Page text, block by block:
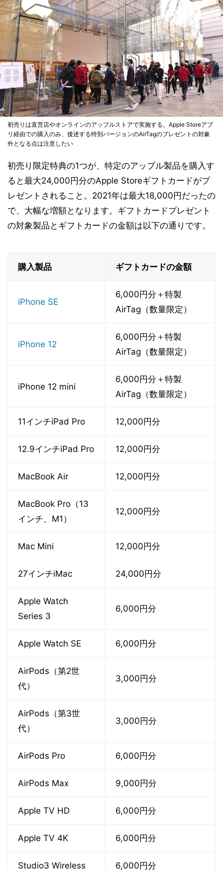
初売りは直営店やオンラインのアップルストアで実施する。Apple Storeアプ
リ経由での購入のみ、後述する特別バージョンのAirTagのプレゼントの対象
外となる点は注意したい
初売り限定特典の1つが、特定のアップル製品を購入す
ると最大24,000円分のApple Storeギフトカードがプ
レゼントされること。2021年は最大18,000円だったの
で、大幅な増額となります。ギフトカードプレゼント
の対象製品とギフトカードの金額は以下の通りです。
購入製品 ギフトカードの金額
iPhone SE
6,000円分＋特製
AirTag（数量限定）
iPhone 12
6,000円分＋特製
AirTag（数量限定）
iPhone 12 mini
6,000円分＋特製
AirTag（数量限定）
11インチiPad Pro 12,000円分
12.9インチiPad Pro 12,000円分
MacBook Air 12,000円分
MacBook Pro（13
インチ、M1）
12,000円分
Mac Mini 12,000円分
27インチiMac 24,000円分
Apple Watch
Series 3
6,000円分
Apple Watch SE 6,000円分
AirPods（第2世
代）
3,000円分
AirPods（第3世
代）
3,000円分
AirPods Pro 6,000円分
AirPods Max 9,000円分
Apple TV HD 6,000円分
Apple TV 4K 6,000円分
Studio3 Wireless 6,000円分